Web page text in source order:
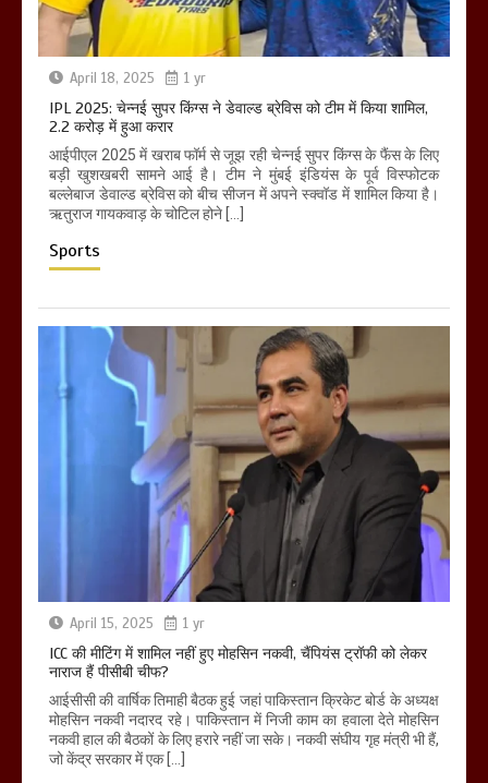
April 18, 2025 1 yr
IPL 2025: चेन्नई सुपर किंग्स ने डेवाल्ड ब्रेविस को टीम में किया शामिल,
2.2 करोड़ में हुआ करार
आईपीएल 2025 में खराब फॉर्म से जूझ रही चेन्नई सुपर किंग्स के फैंस के लिए
बड़ी खुशखबरी सामने आई है। टीम ने मुंबई इंडियंस के पूर्व विस्फोटक
बल्लेबाज डेवाल्ड ब्रेविस को बीच सीजन में अपने स्क्वॉड में शामिल किया है।
ऋतुराज गायकवाड़ के चोटिल होने […]
Sports
April 15, 2025 1 yr
ICC की मीटिंग में शामिल नहीं हुए मोहसिन नकवी, चैंपियंस ट्रॉफी को लेकर
नाराज हैं पीसीबी चीफ?
आईसीसी की वार्षिक तिमाही बैठक हुई जहां पाकिस्तान क्रिकेट बोर्ड के अध्यक्ष
मोहसिन नकवी नदारद रहे। पाकिस्तान में निजी काम का हवाला देते मोहसिन
नकवी हाल की बैठकों के लिए हरारे नहीं जा सके। नकवी संघीय गृह मंत्री भी हैं,
जो केंद्र सरकार में एक […]